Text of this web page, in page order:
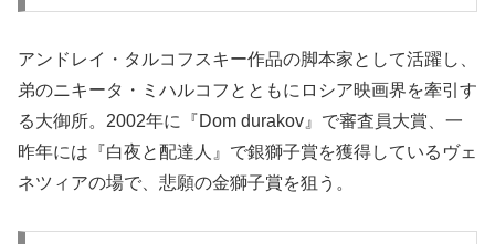
アンドレイ・タルコフスキー作品の脚本家として活躍し、
弟のニキータ・ミハルコフとともにロシア映画界を牽引す
る大御所。2002年に『Dom durakov』で審査員大賞、一
昨年には『白夜と配達人』で銀獅子賞を獲得しているヴェ
ネツィアの場で、悲願の金獅子賞を狙う。